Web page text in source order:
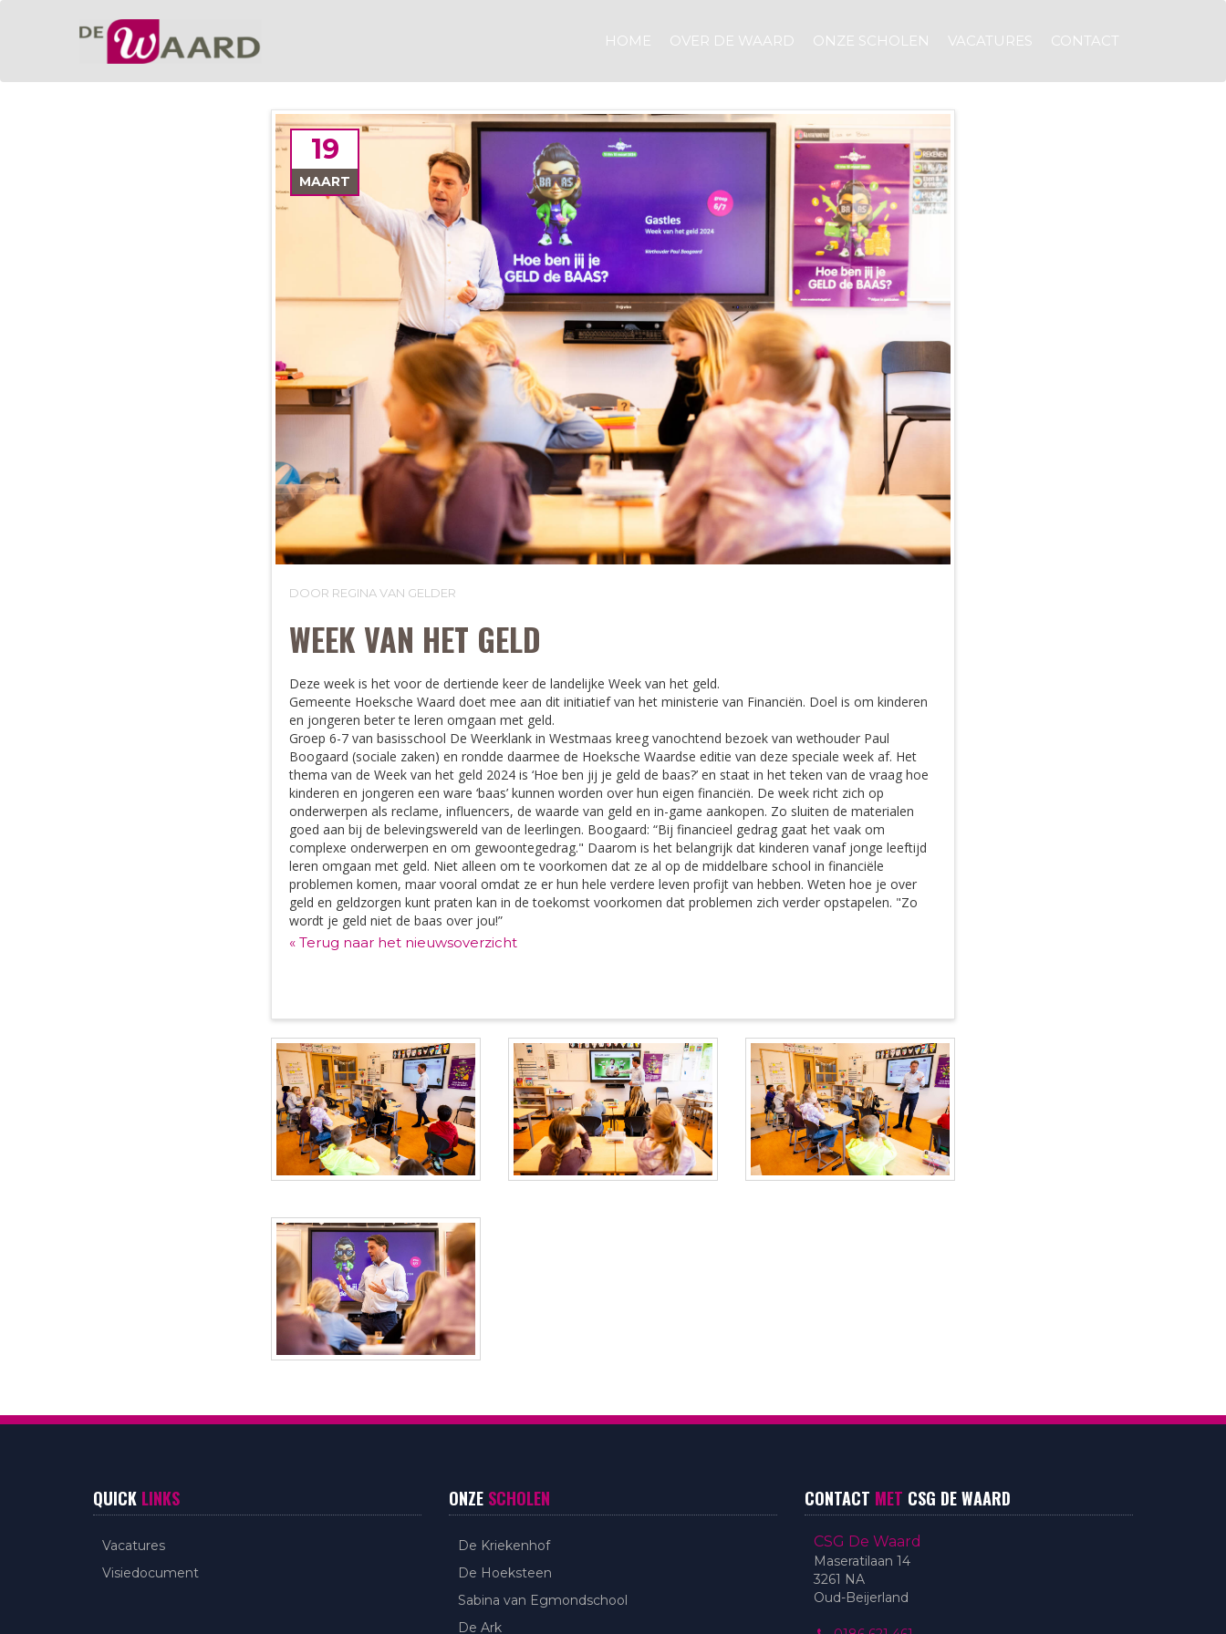
HOME OVER DE WAARD ONZE SCHOLEN VACATURES CONTACT
19
MAART
DOOR REGINA VAN GELDER
WEEK VAN HET GELD
Deze week is het voor de dertiende keer de landelijke Week van het geld.
Gemeente Hoeksche Waard doet mee aan dit initiatief van het ministerie van Financiën. Doel is om kinderen
en jongeren beter te leren omgaan met geld.
Groep 6-7 van basisschool De Weerklank in Westmaas kreeg vanochtend bezoek van wethouder Paul
Boogaard (sociale zaken) en rondde daarmee de Hoeksche Waardse editie van deze speciale week af. Het
thema van de Week van het geld 2024 is ‘Hoe ben jij je geld de baas?’ en staat in het teken van de vraag hoe
kinderen en jongeren een ware ‘baas’ kunnen worden over hun eigen financiën. De week richt zich op
onderwerpen als reclame, influencers, de waarde van geld en in-game aankopen. Zo sluiten de materialen
goed aan bij de belevingswereld van de leerlingen. Boogaard: “Bij financieel gedrag gaat het vaak om
complexe onderwerpen en om gewoontegedrag." Daarom is het belangrijk dat kinderen vanaf jonge leeftijd
leren omgaan met geld. Niet alleen om te voorkomen dat ze al op de middelbare school in financiële
problemen komen, maar vooral omdat ze er hun hele verdere leven profijt van hebben. Weten hoe je over
geld en geldzorgen kunt praten kan in de toekomst voorkomen dat problemen zich verder opstapelen. "Zo
wordt je geld niet de baas over jou!”
« Terug naar het nieuwsoverzicht
QUICK LINKS
Vacatures
Visiedocument
ONZE SCHOLEN
De Kriekenhof
De Hoeksteen
Sabina van Egmondschool
De Ark
CONTACT MET CSG DE WAARD
CSG De Waard
Maseratilaan 14
3261 NA
Oud-Beijerland